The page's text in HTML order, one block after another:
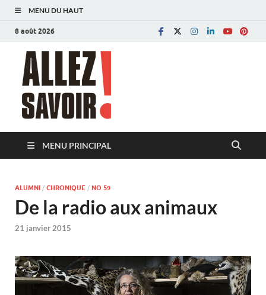
MENU DU HAUT
8 août 2026
MENU PRINCIPAL
ALUMNI / CHRONIQUE / NO 59
De la radio aux animaux
21 janvier 2015